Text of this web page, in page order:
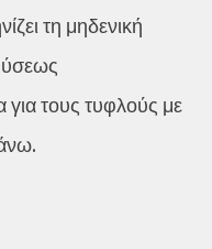
τη μηδενική
τους τυφλούς με